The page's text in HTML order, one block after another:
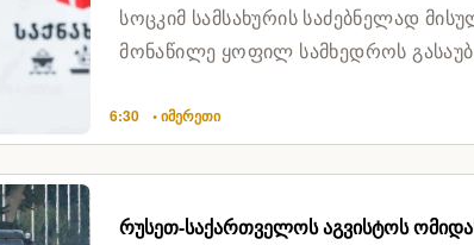
სოცკიმ სამსახურის საძებნელად
მონაწილე ყოფილ სამხედროს
6:30 • იმერეთი
რუსეთ-საქართველოს აგვისტოს